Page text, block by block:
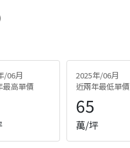
/06月
最高單價
2025年/06月
近兩年最低單價
65
萬/坪